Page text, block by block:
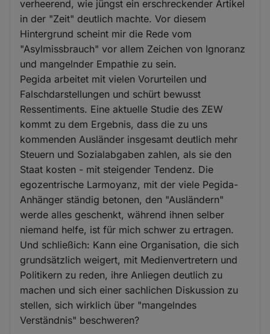
verheerend, wie jüngst ein erschreckender Artikel
in der "Zeit" deutlich machte. Vor diesem
Hintergrund scheint mir die Rede vom
"Asylmissbrauch" vor allem Zeichen von Ignoranz
und mangelnder Empathie zu sein.
Pegida arbeitet mit vielen Vorurteilen und
Falschdarstellungen und schürt bewusst
Ressentiments. Eine aktuelle Studie des ZEW
kommt zu dem Ergebnis, dass die zu uns
kommenden Ausländer insgesamt deutlich mehr
Steuern und Sozialabgaben zahlen, als sie den
Staat kosten - mit steigender Tendenz. Die
egozentrische Larmoyanz, mit der viele Pegida-
Anhänger ständig betonen, den "Ausländern"
werde alles geschenkt, während ihnen selber
niemand helfe, ist für mich schwer zu ertragen.
Und schließich: Kann eine Organisation, die sich
grundsätzlich weigert, mit Medienvertretern und
Politikern zu reden, ihre Anliegen deutlich zu
machen und sich einer sachlichen Diskussion zu
stellen, sich wirklich über "mangelndes
Verständnis" beschweren?